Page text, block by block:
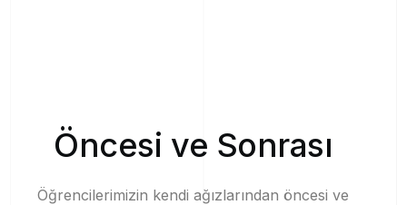
Öncesi ve Sonrası
Öğrencilerimizin kendi ağızlarından öncesi ve